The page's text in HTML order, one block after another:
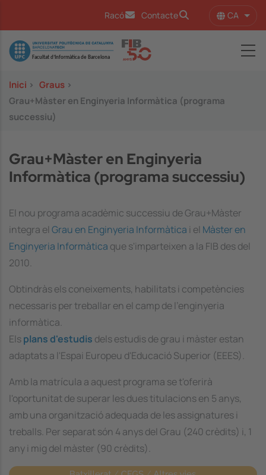
Racó Contacte CA
Image
Inici > Graus >
Grau+Màster en Enginyeria Informàtica (programa
successiu)
Grau+Màster en Enginyeria
Informàtica (programa successiu)
El nou programa acadèmic successiu de Grau+Màster
integra el Grau en Enginyeria Informàtica i el Màster en
Enginyeria Informàtica que s'imparteixen a la FIB des del
2010.
Obtindràs els coneixements, habilitats i competències
necessaris per treballar en el camp de l'enginyeria
informàtica.
Elsplans d'estudis dels estudis de grau i màster estan
adaptats a l'Espai Europeu d'Educació Superior (EEES).
Amb la matrícula a aquest programa se t'oferirà
l'oportunitat de superar les dues titulacions en 5 anys,
amb una organització adequada de les assignatures i
treballs. Per separat són 4 anys del Grau (240 crèdits) i, 1
any i mig del màster (90 crèdits).